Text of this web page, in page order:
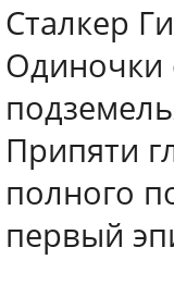
Сталкер
Одиночки
Припяти
полного
первый